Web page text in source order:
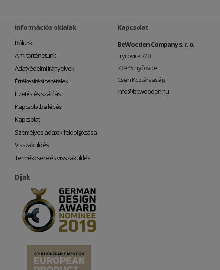
Információs oldalak
Rólunk
A mi történetünk
Adatvédelmi irányelvek
Értékesítési feltételek
Fizetés és szállítás
Kapcsolatba lépés
Kapcsolat
Személyes adatok feldolgozása
Visszaküldés
Termékcsere és visszaküldés
Kapcsolat
BeWooden Company s. r. o.
Fryčovice 720
739 45 Fryčovice
Cseh Köztársaság
info@bewooden.hu
Díjak